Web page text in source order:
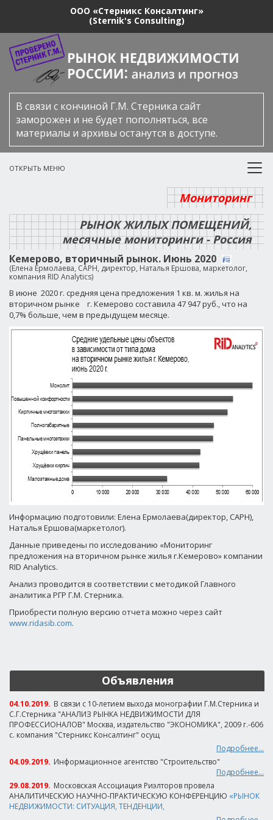
ООО «Стерникс Консалтинг»
(Sternik's Consulting)
В связи с кончиной Г.М. Стерника сайт
заморожен и не будет пополняться, все
материалы и архивы останутся в доступе.
ОТКРЫТЬ МЕНЮ
Мониторинг
РЫНОК ЖИЛЫХ ПОМЕЩЕНИЙ,
месячные мониторинги - Россия
Кемерово, вторичный рынок. Июнь 2020
(Елена Ермолаева, САРН, директор, Наталья Ершова, маркетолог,
компания RID Analytics)
В июне 2020 г. средняя цена предложения 1 кв. м. жилья на
вторичном рынке г. Кемерово составила 47 947 руб., что на
0,7% больше, чем в предыдущем месяце.
Информацию подготовили: Елена Ермолаева(директор, САРН),
Наталья Ершова(маркетолог).
Данные приведены по исследованию «Мониторинг
предложения на вторичном рынке жилья г.Кемерово» компании
RID Analytics.
Анализ проводится в соответствии с методикой Главного
аналитика РГР Г.М. Стерника.
Приобрести полную версию отчета можно через сайт
www.ridasib.com.
Объявления
04.10.2019. В связи с 10-летием выхода монографии Г.М.Стерника и
С.Г.Стерника "АНАЛИЗ РЫНКА НЕДВИЖИМОСТИ ДЛЯ
ПРОФЕССИОНАЛОВ" Москва, издательство "ЭКОНОМИКА", 2009 г.-606
с. компания "Стерникс Консалтинг" осущ
Подробнее...
04.09.2019. Информационное агентство "Строительство"
Подробнее...
29.08.2019. Московская Ассоциация Риэлторов провела
АНАЛИТИЧЕСКУЮ НАУЧНО-ПРАКТИЧЕСКУЮ КОНФЕРЕНЦИЮ «РЫНОК
НЕДВИЖИМОСТИ: СИТУАЦИЯ, ТЕНДЕНЦИИ,